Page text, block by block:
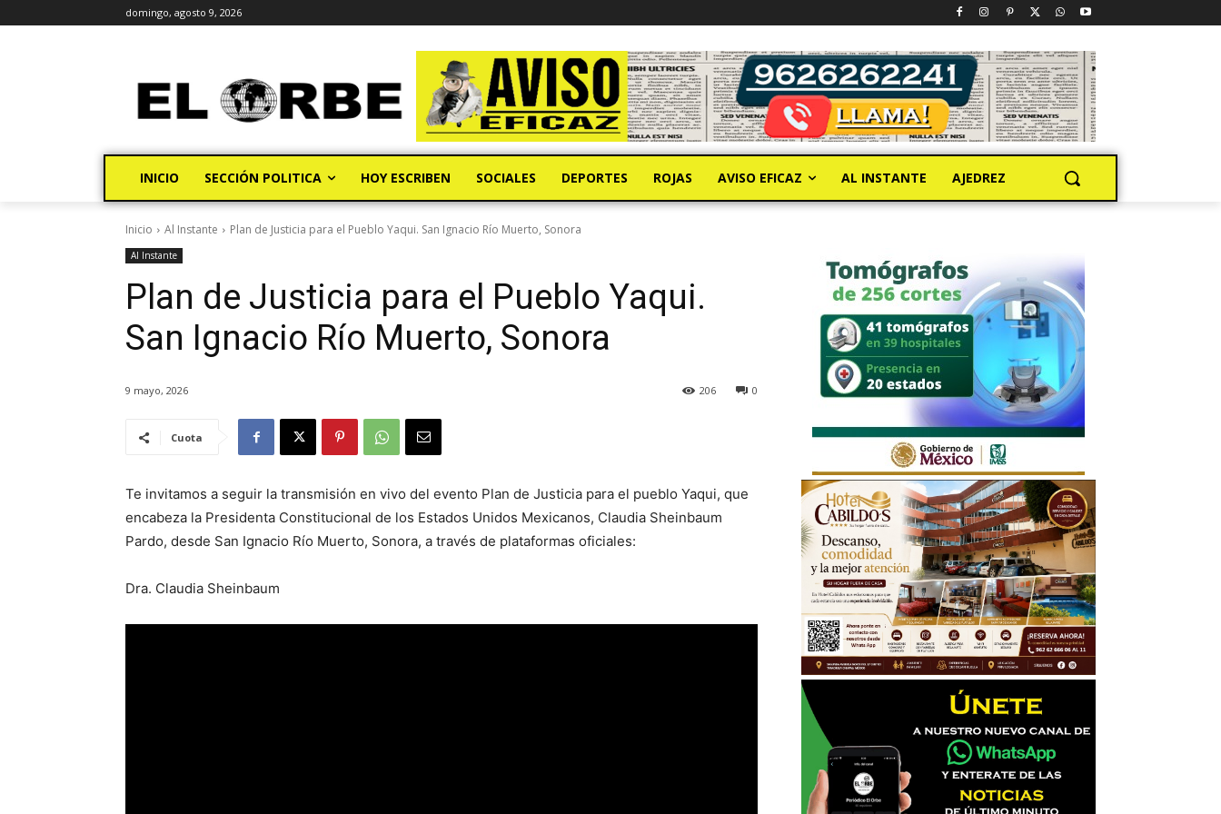
domingo, agosto 9, 2026
INICIO SECCIÓN POLITICA HOY ESCRIBEN SOCIALES DEPORTES ROJAS AVISO EFICAZ AL INSTANTE AJEDREZ
Inicio Al Instante Plan de Justicia para el Pueblo Yaqui. San Ignacio Río Muerto, Sonora
Al Instante
Plan de Justicia para el Pueblo Yaqui.
San Ignacio Río Muerto, Sonora
9 mayo, 2026 0
206
Cuota
Te invitamos a seguir la transmisión en vivo del evento Plan de Justicia para el pueblo Yaqui, que
encabeza la Presidenta Constitucional de los Estados Unidos Mexicanos, Claudia Sheinbaum
Pardo, desde San Ignacio Río Muerto, Sonora, a través de plataformas oficiales:
Dra. Claudia Sheinbaum